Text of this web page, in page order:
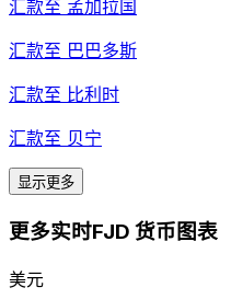
汇款至 孟加拉国
汇款至 巴巴多斯
汇款至 比利时
汇款至 贝宁
显示更多
更多实时FJD 货币图表
美元